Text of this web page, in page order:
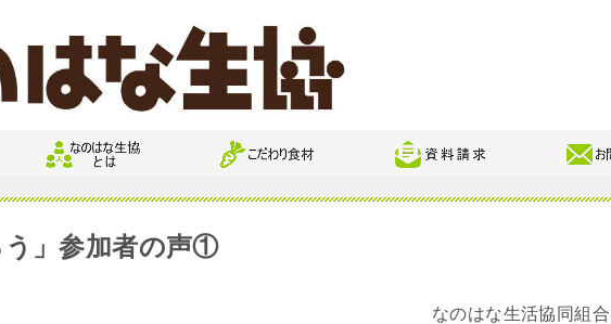
う」参加者の声①
なのはな生活協同組合